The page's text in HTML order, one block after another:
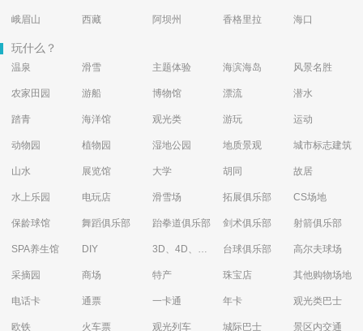
峨眉山 西藏 阿坝州 香格里拉 海口
玩什么？
温泉 滑雪 主题体验 海滨海岛 风景名胜
农家田园 游船 博物馆 漂流 潜水
踏青 海洋馆 观光类 游玩 运动
动物园 植物园 湿地公园 地质景观 城市标志建筑
山水 展览馆 大学 胡同 故居
水上乐园 电玩店 滑雪场 拓展俱乐部 CS场地
保龄球馆 舞蹈俱乐部 跆拳道俱乐部 剑术俱乐部 射箭俱乐部
SPA养生馆 DIY 3D、4D、5D艺术体验馆 台球俱乐部 高尔夫球场
采摘园 商场 特产 珠宝店 其他购物场地
电话卡 通票 一卡通 年卡 观光类巴士
欧铁 火车票 观光列车 城际巴士 景区内交通